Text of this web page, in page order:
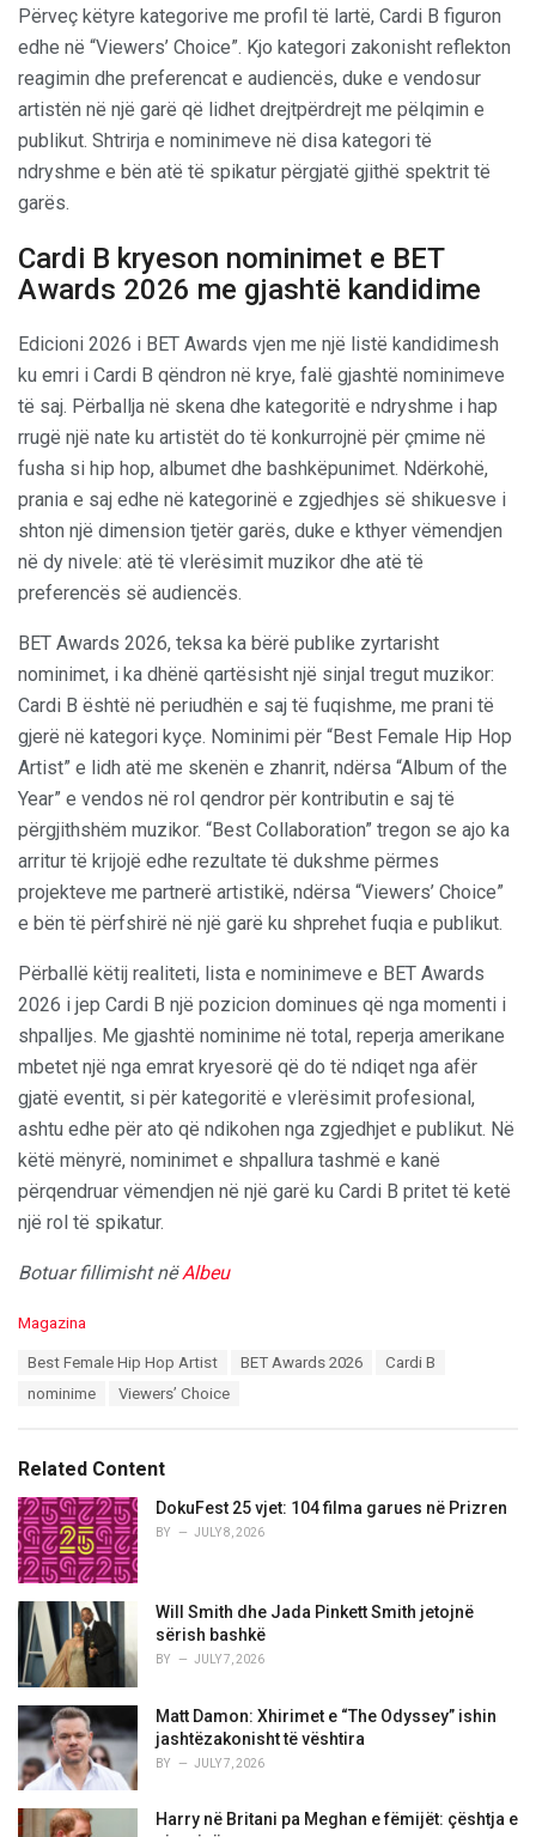
Përveç këtyre kategorive me profil të lartë, Cardi B figuron
edhe në “Viewers’ Choice”. Kjo kategori zakonisht reflekton
reagimin dhe preferencat e audiencës, duke e vendosur
artistën në një garë që lidhet drejtpërdrejt me pëlqimin e
publikut. Shtrirja e nominimeve në disa kategori të
ndryshme e bën atë të spikatur përgjatë gjithë spektrit të
garës.
Cardi B kryeson nominimet e BET
Awards 2026 me gjashtë kandidime
Edicioni 2026 i BET Awards vjen me një listë kandidimesh
ku emri i Cardi B qëndron në krye, falë gjashtë nominimeve
të saj. Përballja në skena dhe kategoritë e ndryshme i hap
rrugë një nate ku artistët do të konkurrojnë për çmime në
fusha si hip hop, albumet dhe bashkëpunimet. Ndërkohë,
prania e saj edhe në kategorinë e zgjedhjes së shikuesve i
shton një dimension tjetër garës, duke e kthyer vëmendjen
në dy nivele: atë të vlerësimit muzikor dhe atë të
preferencës së audiencës.
BET Awards 2026, teksa ka bërë publike zyrtarisht
nominimet, i ka dhënë qartësisht një sinjal tregut muzikor:
Cardi B është në periudhën e saj të fuqishme, me prani të
gjerë në kategori kyçe. Nominimi për “Best Female Hip Hop
Artist” e lidh atë me skenën e zhanrit, ndërsa “Album of the
Year” e vendos në rol qendror për kontributin e saj të
përgjithshëm muzikor. “Best Collaboration” tregon se ajo ka
arritur të krijojë edhe rezultate të dukshme përmes
projekteve me partnerë artistikë, ndërsa “Viewers’ Choice”
e bën të përfshirë në një garë ku shprehet fuqia e publikut.
Përballë këtij realiteti, lista e nominimeve e BET Awards
2026 i jep Cardi B një pozicion dominues që nga momenti i
shpalljes. Me gjashtë nominime në total, reperja amerikane
mbetet një nga emrat kryesorë që do të ndiqet nga afër
gjatë eventit, si për kategoritë e vlerësimit profesional,
ashtu edhe për ato që ndikohen nga zgjedhjet e publikut. Në
këtë mënyrë, nominimet e shpallura tashmë e kanë
përqendruar vëmendjen në një garë ku Cardi B pritet të ketë
një rol të spikatur.
Botuar fillimisht nëAlbeu
C
i
e
s
:
Magazina
Best Female Hip Hop Artist BET Awards 2026
Cardi B
nominime
Viewers’ Choice
Related Content
DokuFest 25 vjet: 104 filma garues në Prizren
BY JULY 8, 2026
Will Smith dhe Jada Pinkett Smith jetojnë
sërish bashkë
BY JULY 7, 2026
Matt Damon: Xhirimet e “The Odyssey” ishin
jashtëzakonisht të vështira
BY JULY 7, 2026
Harry në Britani pa Meghan e fëmijët: çështja e